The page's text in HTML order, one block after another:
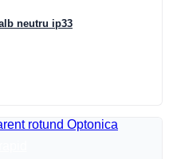
neutru ip33